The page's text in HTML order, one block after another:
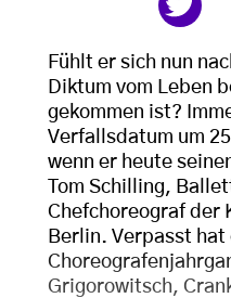
Fühlt er sich nun
Diktum vom Leben
gekommen ist?
Verfallsdatum um
wenn er heute
Tom Schilling,
Chefchoreograf der
Berlin. Verpasst hat
Grigorowitsch,